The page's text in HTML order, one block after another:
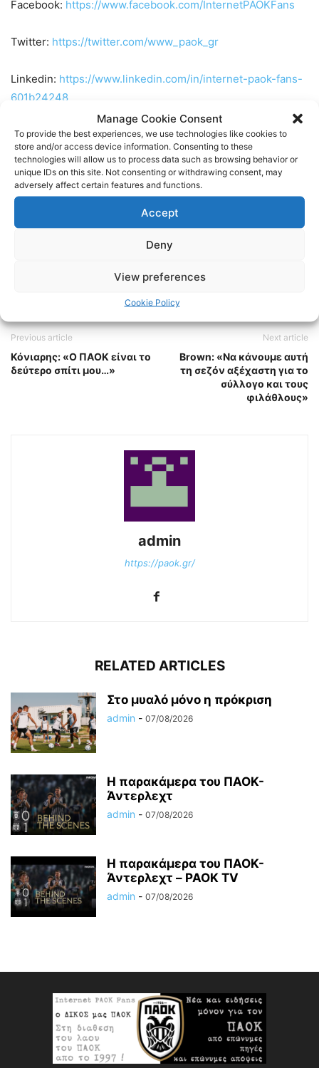
Manage Cookie Consent
To provide the best experiences, we use technologies like cookies to
store and/or access device information. Consenting to these
technologies will allow us to process data such as browsing behavior or
unique IDs on this site. Not consenting or withdrawing consent, may
adversely affect certain features and functions.
Accept
Deny
View preferences
Cookie Policy
Facebook: https://www.facebook.com/InternetPAOKFans
Twitter: https://twitter.com/www_paok_gr
Linkedin: https://www.linkedin.com/in/internet-paok-fans-
601b24248
Instagram:https://www.instagram.com/internetpaokfans
#paok #paokfans #παοκ #thessaloniki
ΠΟΔΟΣΦΑΙΡΟ
Previous article
Κόνιαρης: «Ο ΠΑΟΚ είναι το
δεύτερο σπίτι μου…»
Next article
Brown: «Να κάνουμε αυτή
τη σεζόν αξέχαστη για το
σύλλογο και τους
φιλάθλους»
admin
https://paok.gr/
RELATED ARTICLES
Στο μυαλό μόνο η πρόκριση
admin - 07/08/2026
Η παρακάμερα του ΠΑΟΚ-
Άντερλεχτ
admin - 07/08/2026
Η παρακάμερα του ΠΑΟK-
Άντερλεχτ – PAOK TV
admin - 07/08/2026